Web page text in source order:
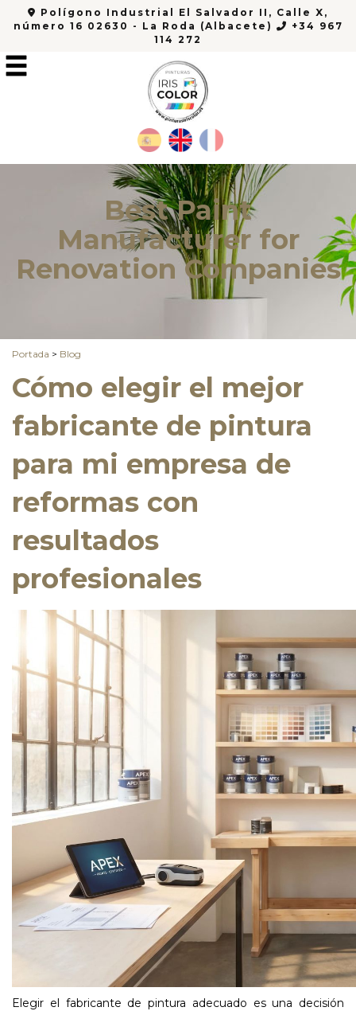
Polígono Industrial El Salvador II, Calle X,
número 16 02630 - La Roda (Albacete)
+34 967
114 272
Best Paint
Manufacturer for
Renovation Companies
Portada > Blog
Cómo elegir el mejor
fabricante de pintura
para mi empresa de
reformas con
resultados
profesionales
Elegir el fabricante de pintura adecuado es una decisión